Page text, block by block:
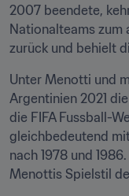
2007 beendete,
Nationalteams zum
zurück und behielt
Unter Menotti und
Argentinien 2021
die FIFA Fussball-
gleichbedeutend
nach 1978 und
Menottis Spielstil